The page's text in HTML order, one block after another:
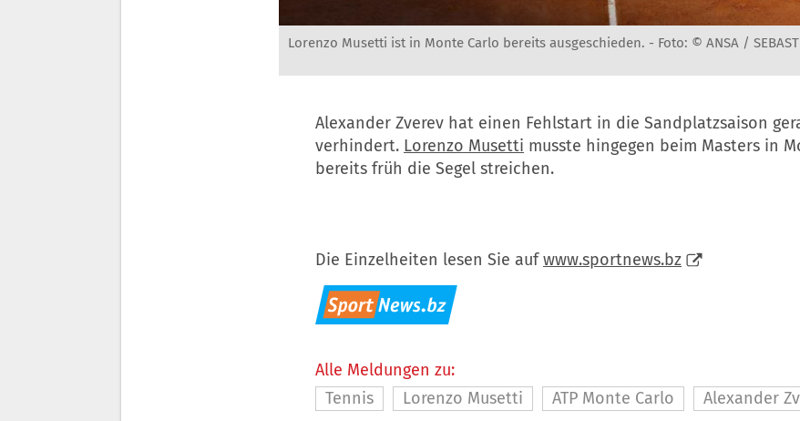
Lorenzo Musetti ist in Monte Carlo bereits ausgeschieden. - Foto: © ANSA /
Alexander Zverev hat einen Fehlstart in die Sandplatzsaison
verhindert. Lorenzo Musetti musste hingegen beim Masters in
bereits früh die Segel streichen.
Die Einzelheiten lesen Sie aufwww.sportnews.bz
Alle Meldungen zu:
Tennis
Lorenzo Musetti ATP Monte Carlo Alexander